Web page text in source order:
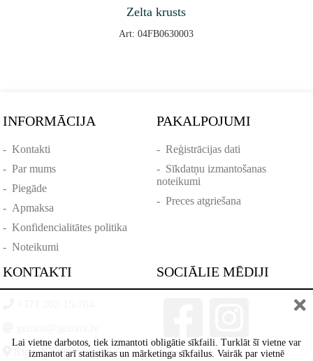
Zelta krusts
Art: 04FB0630003
INFORMĀCIJA
-Kontakti
-Par mums
-Piegāde
- Apmaksa
-Konfidencialitātes politika
-Noteikumi
PAKALPOJUMI
- Reģistrācijas dati
- Sīkdatņu izmantošanas
noteikumi
- Preces atgriešana
KONTAKTI
Rīga, Lāčplēšā iela 88
SOCIĀLIE MĒDIJI
Lai vietne darbotos, tiek izmantoti obligātie sīkfaili. Turklāt šī vietne var
izmantot arī statistikas un mārketinga sīkfailus. Vairāk par vietnē